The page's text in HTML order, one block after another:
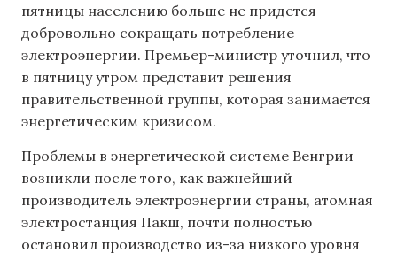
пятницы населению больше не придется
добровольно сокращать потребление
электроэнергии. Премьер-министр уточнил, что
в пятницу утром представит решения
правительственной группы, которая занимается
энергетическим кризисом.
Проблемы в энергетической системе Венгрии
возникли после того, как важнейший
производитель электроэнергии страны, атомная
электростанция Пакш, почти полностью
остановил производство из-за низкого уровня